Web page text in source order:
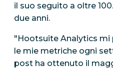
il suo seguito a oltre
due anni.
"Hootsuite Analytics
le mie metriche ogni
post ha ottenuto il